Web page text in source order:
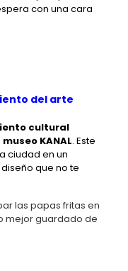
con una cara
del arte
cultural
museo KANAL. Este
ciudad en un
que no te
las papas fritas en
mejor guardado de